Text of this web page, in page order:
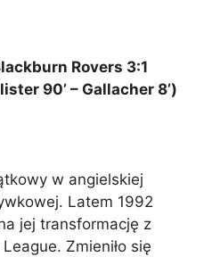
Rovers 3:1
90’ – Gallacher 8’)
w angielskiej
Latem 1992
jej transformację z
Zmieniło się